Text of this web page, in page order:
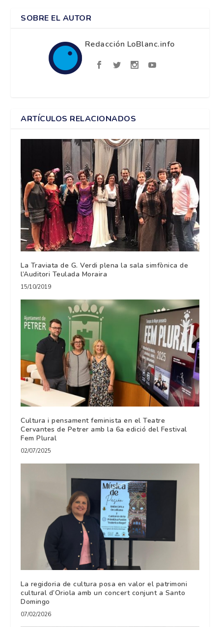
SOBRE EL AUTOR
Redacción LoBlanc.info
ARTÍCULOS RELACIONADOS
La Traviata de G. Verdi plena la sala simfònica de
l’Auditori Teulada Moraira
15/10/2019
Cultura i pensament feminista en el Teatre
Cervantes de Petrer amb la 6a edició del Festival
Fem Plural
02/07/2025
La regidoria de cultura posa en valor el patrimoni
cultural d’Oriola amb un concert conjunt a Santo
Domingo
07/02/2026